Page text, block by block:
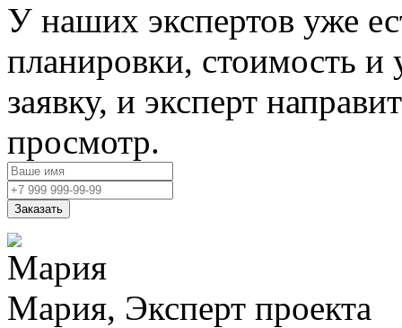
У наших экспертов уже
планировки, стоимость и
заявку, и эксперт
просмотр.
Заказать
Мария, Эксперт проекта